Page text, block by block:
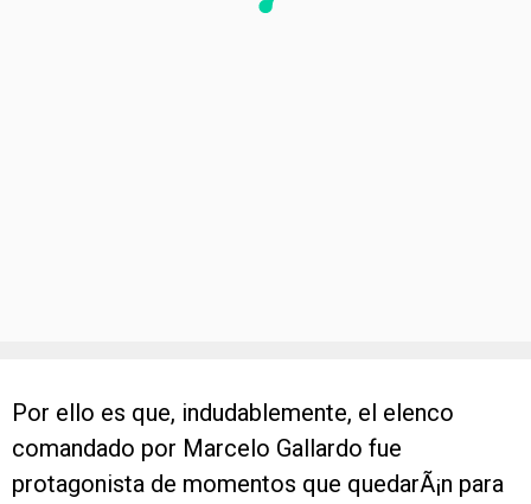
Por ello es que, indudablemente, el elenco
comandado por Marcelo Gallardo fue
protagonista de momentos que quedarÃ¡n para